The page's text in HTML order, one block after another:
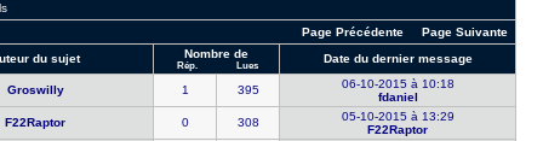
Page Suivante
Page Précédente
du sujet
Nombre de
Rép. Lues
Date du dernier message
Groswilly 1 395
06-10-2015 à 10:18
fdaniel
F22Raptor
0 308
05-10-2015 à 13:29
F22Raptor